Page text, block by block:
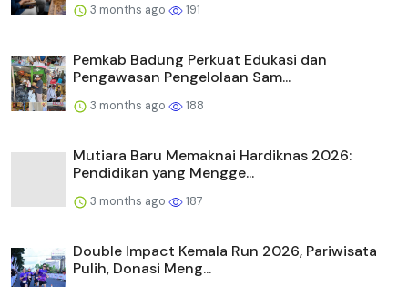
3 months ago 191
Pemkab Badung Perkuat Edukasi dan
Pengawasan Pengelolaan Sam...
3 months ago 188
Mutiara Baru Memaknai Hardiknas 2026:
Pendidikan yang Mengge...
3 months ago 187
Double Impact Kemala Run 2026, Pariwisata
Pulih, Donasi Meng...